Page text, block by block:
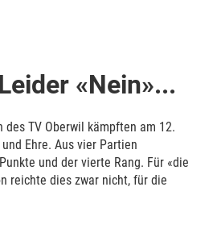
«Nein»...
des TV Oberwil kämpften am 12.
Ehre. Aus vier Partien
und der vierte Rang. Für «die
reichte dies zwar nicht, für die